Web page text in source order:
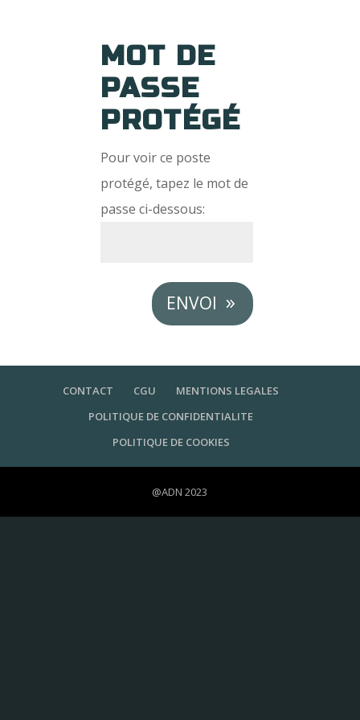
MOT DE
PASSE
PROTÉGÉ
Pour voir ce poste
protégé, tapez le mot de
passe ci-dessous:
ENVOI
CONTACT CGU
MENTIONS LEGALES
POLITIQUE DE CONFIDENTIALITE
POLITIQUE DE COOKIES
@ADN 2023